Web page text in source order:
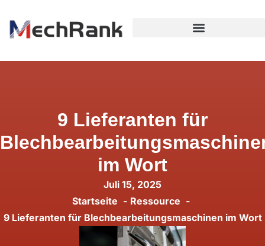
9 Lieferanten für
im Wort
Juli 15, 2025
Startseite
Ressource
9 Lieferanten für Blechbearbeitungsmaschinen im Wort